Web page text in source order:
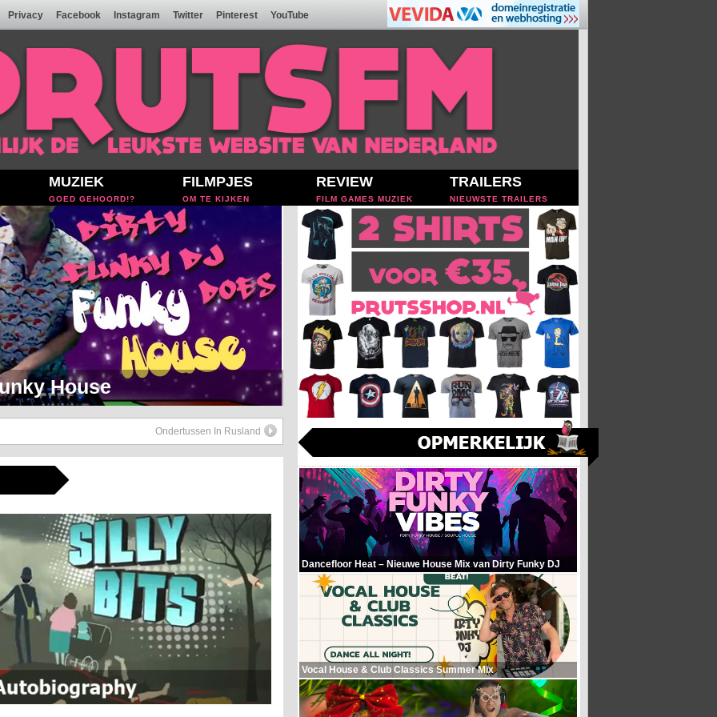
Privacy Facebook Instagram Twitter Pinterest YouTube
MUZIEK
GOED GEHOORD!?
FILMPJES
OM TE KIJKEN
REVIEW
FILM GAMES MUZIEK
TRAILERS
NIEUWSTE TRAILERS
Soul Setje
Ondertussen In Rusland
Dancefloor Heat – Nieuwe House Mix van Dirty Funky DJ
Vocal House & Club Classics Summer Mix